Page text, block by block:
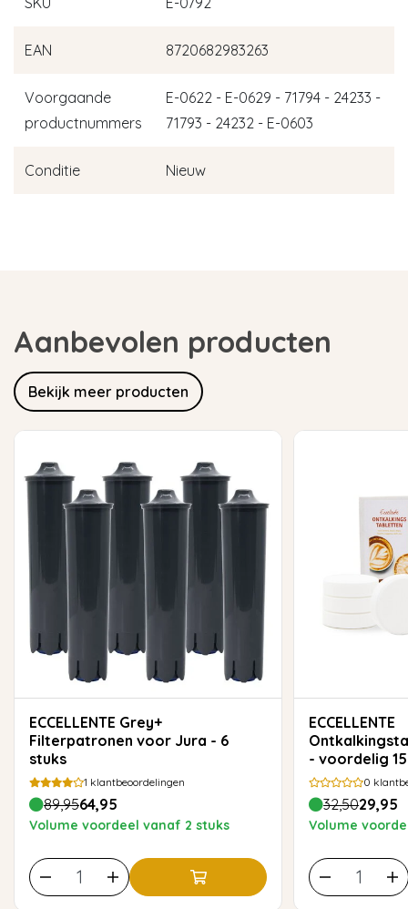
EAN 8720682983263
Voorgaande
productnummers
E-0622 - E-0629 - 71794 - 24233 -
71793 - 24232 - E-0603
Conditie Nieuw
Aanbevolen producten
Bekijk meer producten
ECCELLENTE Grey+
Filterpatronen voor Jura - 6
stuks
1 klantbeoordelingen
89,9564,95
Volume voordeel vanaf 2 stuks
ECCELLENTE
- voordelig
0
32,5029,95
Volume